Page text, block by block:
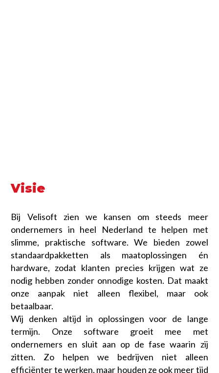
Visie
Bij Velisoft zien we kansen om steeds meer
ondernemers in heel Nederland te helpen met
slimme, praktische software. We bieden zowel
standaardpakketten als maatoplossingen én
hardware, zodat klanten precies krijgen wat ze
nodig hebben zonder onnodige kosten. Dat maakt
onze aanpak niet alleen flexibel, maar ook
betaalbaar.
Wij denken altijd in oplossingen voor de lange
termijn. Onze software groeit mee met
ondernemers en sluit aan op de fase waarin zij
zitten. Zo helpen we bedrijven niet alleen
efficiënter te werken, maar houden ze ook meer tijd